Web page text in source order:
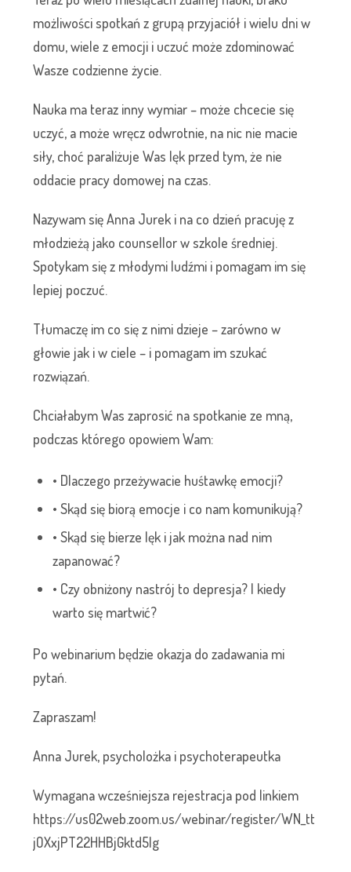
możliwości spotkań z grupą przyjaciół i wielu dni w
domu, wiele z emocji i uczuć może zdominować
Wasze codzienne życie.
Nauka ma teraz inny wymiar – może chcecie się
uczyć, a może wręcz odwrotnie, na nic nie macie
siły, choć paraliżuje Was lęk przed tym, że nie
oddacie pracy domowej na czas.
Nazywam się Anna Jurek i na co dzień pracuję z
młodzieżą jako counsellor w szkole średniej.
Spotykam się z młodymi ludźmi i pomagam im się
lepiej poczuć.
Tłumaczę im co się z nimi dzieje – zarówno w
głowie jak i w ciele – i pomagam im szukać
rozwiązań.
Chciałabym Was zaprosić na spotkanie ze mną,
podczas którego opowiem Wam:
• Dlaczego przeżywacie huśtawkę emocji?
• Skąd się biorą emocje i co nam komunikują?
• Skąd się bierze lęk i jak można nad nim
zapanować?
• Czy obniżony nastrój to depresja? I kiedy
warto się martwić?
Po webinarium będzie okazja do zadawania mi
pytań.
Zapraszam!
Anna Jurek, psycholożka i psychoterapeutka
Wymagana wcześniejsza rejestracja pod linkiem
https://us02web.zoom.us/webinar/register/WN_tt
jOXxjPT22HHBjGktd5lg